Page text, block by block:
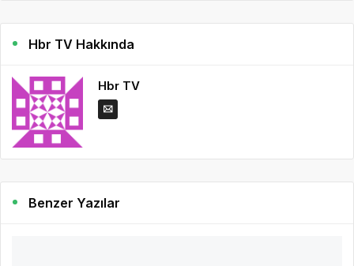
Hbr TV Hakkında
Hbr TV
Benzer Yazılar